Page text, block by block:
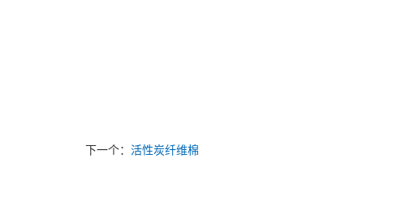
下一个：活性炭纤维棉